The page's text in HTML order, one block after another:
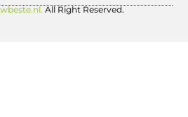
All Right Reserved.